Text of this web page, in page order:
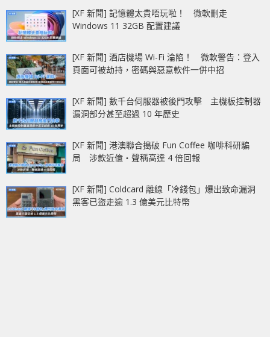
[XF 新聞] 記憶體太貴唔玩啦！ 微軟刪走
Windows 11 32GB 配置建議
[XF 新聞] 酒店機場 Wi-Fi 淪陷！ 微軟警告：登入
頁面可被劫持，密碼與惡意軟件一併中招
[XF 新聞] 數千台伺服器被後門攻擊 主機板控制器
漏洞部分甚至超過 10 年歷史
[XF 新聞] 港澳聯合搗破 Fun Coffee 咖啡科研騙
局 涉款近億‧聲稱高達 4 倍回報
[XF 新聞] Coldcard 離線「冷錢包」爆出致命漏洞
黑客已盜走逾 1.3 億美元比特幣